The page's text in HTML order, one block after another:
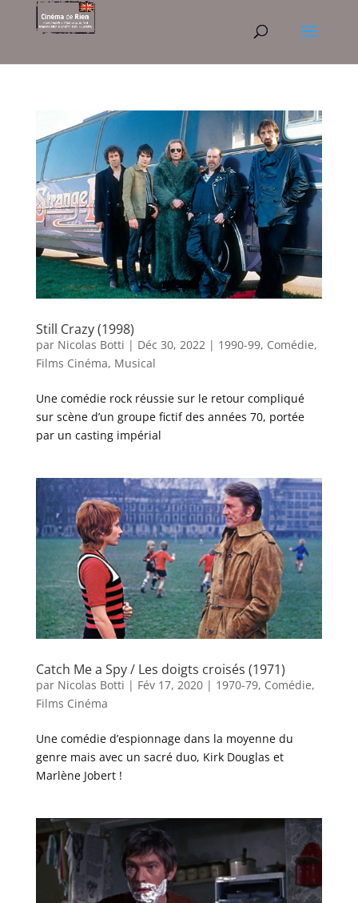
Still Crazy (1998)
par Nicolas Botti | Déc 30, 2022 | 1990-99, Comédie,
Films Cinéma, Musical
Une comédie rock réussie sur le retour compliqué
sur scène d’un groupe fictif des années 70, portée
par un casting impérial
Catch Me a Spy / Les doigts croisés (1971)
par Nicolas Botti | Fév 17, 2020| 1970-79, Comédie,
Films Cinéma
Une comédie d’espionnage dans la moyenne du
genre mais avec un sacré duo, Kirk Douglas et
Marlène Jobert !